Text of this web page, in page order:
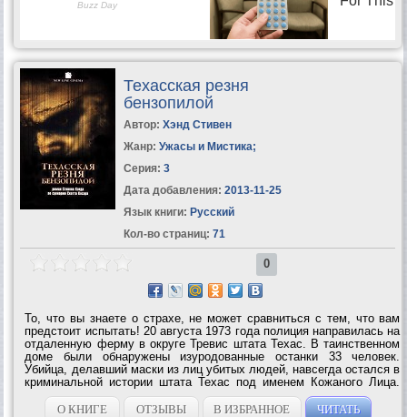
Техасская резня
бензопилой
Автор: Хэнд Стивен
Жанр: Ужасы и Мистика;
Серия: 3
Дата добавления: 2013-11-25
Язык книги: Русский
Кол-во страниц: 71
0
То, что вы знаете о страхе, не может сравниться с тем, что вам
предстоит испытать! 20 августа 1973 года полиция направилась на
отдаленную ферму в округе Тревис штата Техас. В таинственном
доме были обнаружены изуродованные останки 33 человек.
Убийца, делавший маски из лиц убитых людей, навсегда остался в
криминальной истории штата Техас под именем Кожаного Лица.
Единственный выживший свидетель трагедии рассказывает, что
же произошло...
О КНИГЕ ОТЗЫВЫ В ИЗБРАННОЕ ЧИТАТЬ